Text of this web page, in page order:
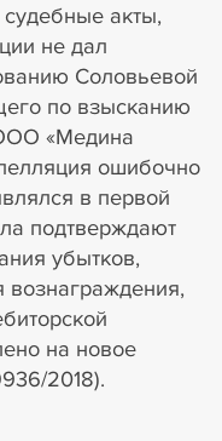
судебные акты,
не дал
Соловьевой
по взысканию
«Медина
ошибочно
в первой
подтверждают
убытков,
вознаграждения,
на новое
2018).